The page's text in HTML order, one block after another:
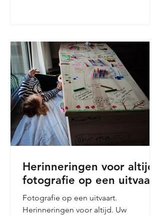
Herinneringen voor altijd,
fotografie op een uitvaart
Fotografie op een uitvaart.
Herinneringen voor altijd. Uw